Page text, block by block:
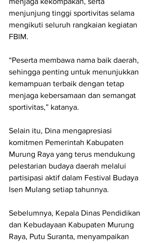
menjunjung tinggi sportivitas selama
mengikuti seluruh rangkaian kegiatan
FBIM.
“Peserta membawa nama baik daerah,
sehingga penting untuk menunjukkan
kemampuan terbaik dengan tetap
menjaga kebersamaan dan semangat
sportivitas,” katanya.
Selain itu, Dina mengapresiasi
komitmen Pemerintah Kabupaten
Murung Raya yang terus mendukung
pelestarian budaya daerah melalui
partisipasi aktif dalam Festival Budaya
Isen Mulang setiap tahunnya.
Sebelumnya, Kepala Dinas Pendidikan
dan Kebudayaan Kabupaten Murung
Raya, Putu Suranta, menyampaikan